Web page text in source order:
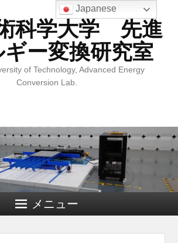
科学大学 先進
ー変換研究室
of Technology, Advanced Energy
Conversion Lab.
メニュー
Japanese